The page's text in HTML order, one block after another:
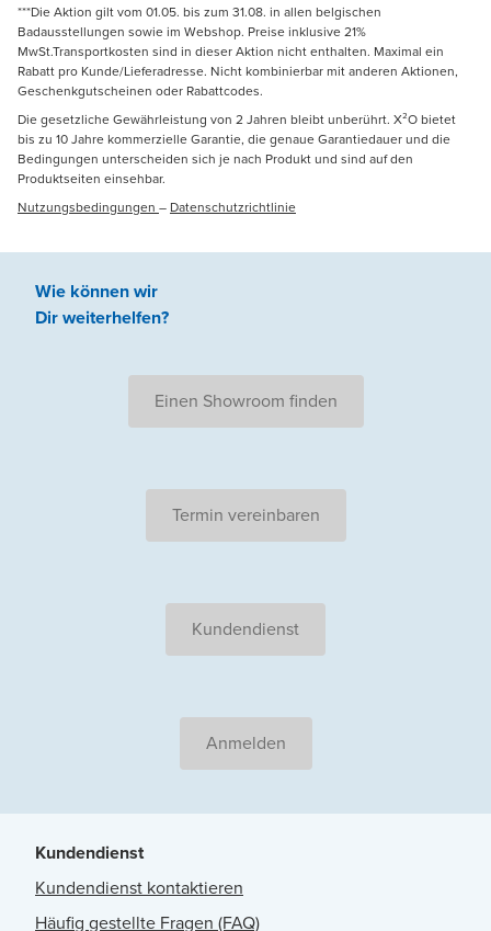
***Die Aktion gilt vom 01.05. bis zum 31.08. in allen belgischen
Badausstellungen sowie im Webshop. Preise inklusive 21%
MwSt.Transportkosten sind in dieser Aktion nicht enthalten. Maximal ein
Rabatt pro Kunde/Lieferadresse. Nicht kombinierbar mit anderen Aktionen,
Geschenkgutscheinen oder Rabattcodes.
Die gesetzliche Gewährleistung von 2 Jahren bleibt unberührt. X²O bietet
bis zu 10 Jahre kommerzielle Garantie, die genaue Garantiedauer und die
Bedingungen unterscheiden sich je nach Produkt und sind auf den
Produktseiten einsehbar.
Nutzungsbedingungen – Datenschutzrichtlinie
Wie können wir
Dir weiterhelfen?
Einen Showroom finden
Termin vereinbaren
Kundendienst
Anmelden
Kundendienst
Kundendienst kontaktieren
Häufig gestellte Fragen (FAQ)